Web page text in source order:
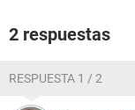
2 respuestas
RESPUESTA 1 / 2